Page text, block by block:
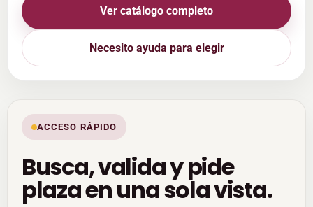
Ver catálogo completo
Necesito ayuda para elegir
ACCESO RÁPIDO
Busca, valida y pide
plaza en una sola vista.